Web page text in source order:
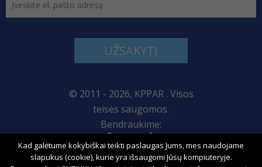
UŽSAKYTI
© 2011 - 2026, KPPAR . Visos
teisės saugomos.
Bendraukime:
Svetainės žemėlapis
Kad galėtume kokybiškai teikti paslaugas Jums, mes naudojame
slapukus (cookie), kurie yra išsaugomi Jūsų kompiuteryje.